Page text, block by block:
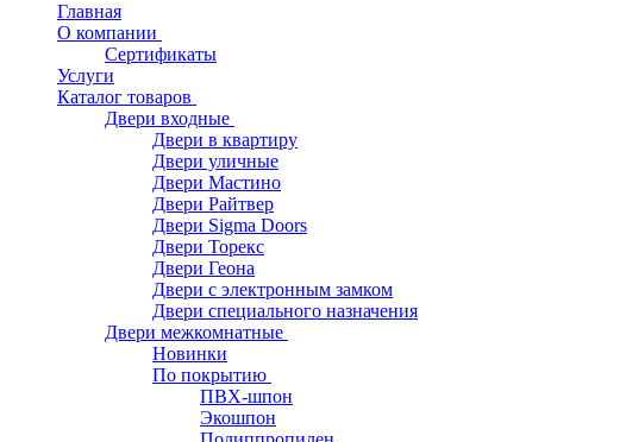
Главная
О компании
Сертификаты
Услуги
Каталог товаров
Двери входные
Двери в квартиру
Двери уличные
Двери Мастино
Двери Райтвер
Двери Sigma Doors
Двери Торекс
Двери Геона
Двери с электронным замком
Двери специального назначения
Двери межкомнатные
Новинки
По покрытию
ПВХ-шпон
Экошпон